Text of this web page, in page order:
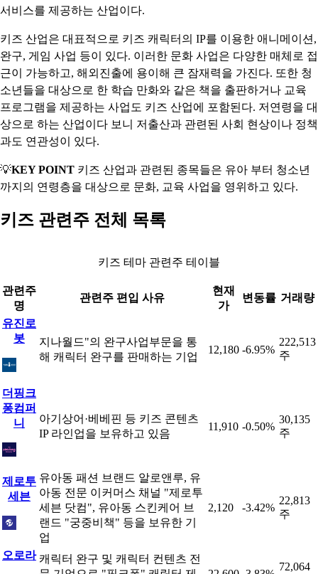
서비스를 제공하는 산업이다.
키즈 산업은 대표적으로 키즈 캐릭터의 IP를 이용한 애니메이션,
완구, 게임 사업 등이 있다. 이러한 문화 사업은 다양한 매체로 접
근이 가능하고, 해외진출에 용이해 큰 잠재력을 가진다. 또한 청
소년들을 대상으로 한 학습 만화와 같은 책을 출판하거나 교육
프로그램을 제공하는 사업도 키즈 산업에 포함된다. 저연령을 대
상으로 하는 산업이다 보니 저출산과 관련된 사회 현상이나 정책
과도 연관성이 있다.
💡KEY POINT 키즈 산업과 관련된 종목들은 유아 부터 청소년
까지의 연령층을 대상으로 문화, 교육 사업을 영위하고 있다.
키즈 관련주 전체 목록
키즈 테마 관련주 테이블
관련주
명
관련주 편입 사유
현재
가
변동률 거래량
유진로
봇
지나월드"의 완구사업부문을 통
해 캐릭터 완구를 판매하는 기업
12,180 -6.95%
222,513
주
더핑크
퐁컴퍼
니
아기상어·베베핀 등 키즈 콘텐츠
IP 라인업을 보유하고 있음
11,910 -0.50%
30,135
주
제로투
세븐
유아동 패션 브랜드 알로앤루, 유
아동 전문 이커머스 채널 "제로투
세븐 닷컴", 유아동 스킨케어 브
랜드 "궁중비책" 등을 보유한 기
업
2,120 -3.42%
22,813
주
오로라 캐릭터 완구 및 캐릭터 컨텐츠 전
72,064